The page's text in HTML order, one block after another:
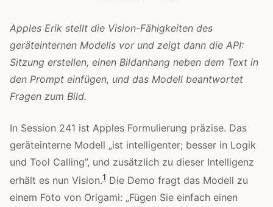
Apples Erik stellt die Vision-Fähigkeiten des
geräteinternen Modells vor und zeigt dann die API:
Sitzung erstellen, einen Bildanhang neben dem Text in
den Prompt einfügen, und das Modell beantwortet
Fragen zum Bild.
In Session 241 ist Apples Formulierung präzise. Das
geräteinterne Modell „ist intelligenter; besser in Logik
und Tool Calling”, und zusätzlich zu dieser Intelligenz
erhält es nun Vision.1 Die Demo fragt das Modell zu
einem Foto von Origami: „Fügen Sie einfach einen